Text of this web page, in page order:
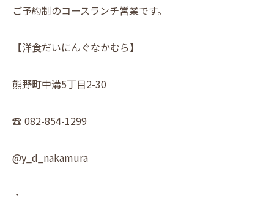
ご予約制のコースランチ営業です。
【洋食だいにんぐなかむら】
熊野町中溝5丁目2-30
☎︎ 082-854-1299
@y_d_nakamura
・